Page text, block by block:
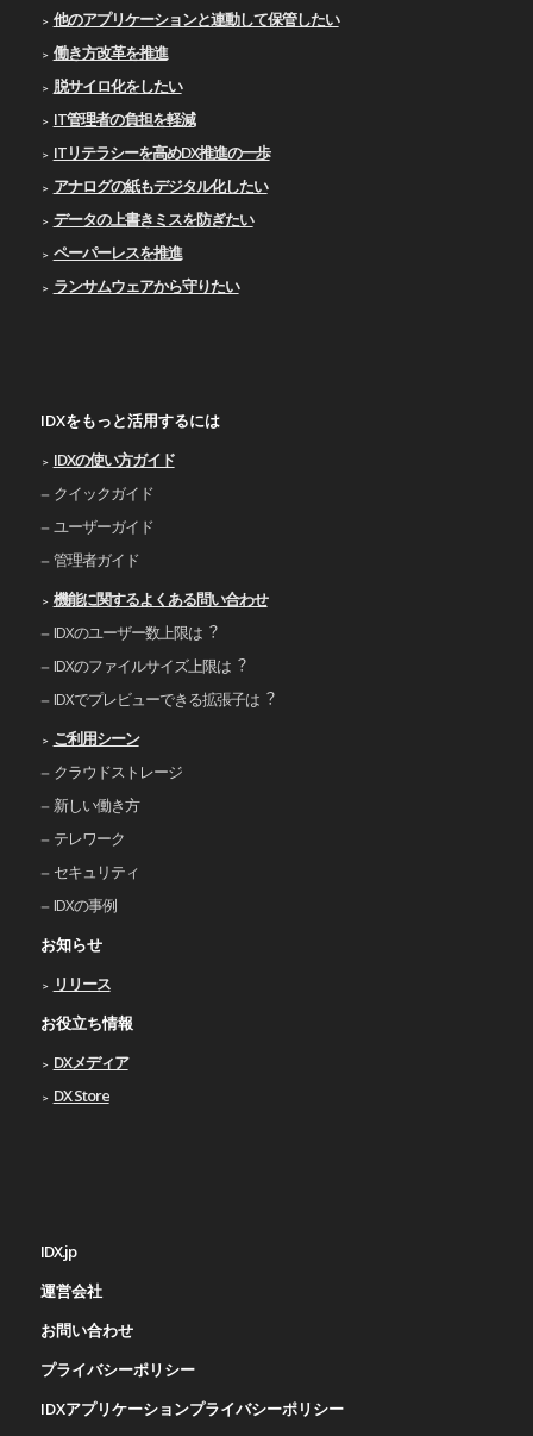
他のアプリケーションと連動して保管したい
働き方改革を推進
脱サイロ化をしたい
IT管理者の負担を軽減
ITリテラシーを高めDX推進の一歩
アナログの紙もデジタル化したい
データの上書きミスを防ぎたい
ペーパーレスを推進
ランサムウェアから守りたい
IDXをもっと活用するには
IDXの使い⽅ガイド
クイックガイド
ユーザーガイド
管理者ガイド
機能に関するよくある問い合わせ
IDXのユーザー数上限は︖
IDXのファイルサイズ上限は︖
IDXでプレビューできる拡張⼦は︖
ご利⽤シーン
クラウドストレージ
新しい働き⽅
テレワーク
セキュリティ
IDXの事例
お知らせ
リリース
お役立ち情報
DXメディア
DX Store
IDX.jp
運営会社
お問い合わせ
プライバシーポリシー
IDXアプリケーションプライバシーポリシー